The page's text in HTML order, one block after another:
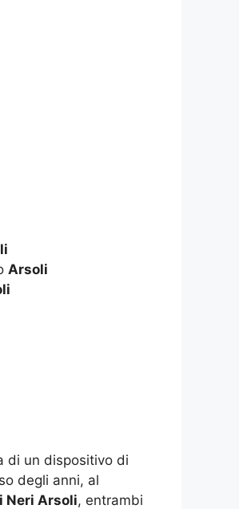
Arsoli
di un dispositivo di
degli anni, al
Neri Arsoli, entrambi